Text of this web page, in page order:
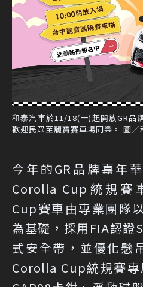
和泰汽車於11/18(一)起開放GR品
歡迎民眾至麗寶賽車場同樂。 圖／
今年的GR品牌嘉年
Corolla Cup統規賽
Cup賽車由專業團隊
為基礎，採用FIA認證
式安全帶，並優化懸
Corolla Cup統規賽